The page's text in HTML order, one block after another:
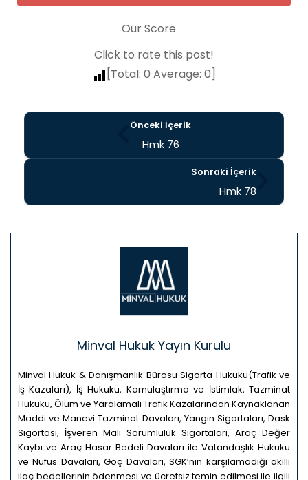
Our Score
Click to rate this post!
[Total: 0 Average: 0]
Önceki İçerik
Hmk 76
Sonraki İçerik
Hmk 78
Minval Hukuk Yayın Kurulu
Minval Hukuk & Danışmanlık Bürosu Sigorta Hukuku(Trafik ve
İş Kazaları), İş Hukuku, Kamulaştırma ve İstimlak, Tazminat
Hukuku, Ölüm ve Yaralamalı Trafik Kazalarından Kaynaklanan
Maddi ve Manevi Tazminat Davaları, Yangın Sigortaları, Dask
Sigortası, İşveren Mali Sorumluluk Sigortaları, Araç Değer
Kaybı ve Araç Hasar Bedeli Davaları ile Vatandaşlık Hukuku
ve Nüfus Davaları, Göç Davaları, SGK’nın karşılamadığı akıllı
ilaç bedellerinin ödenmesi ve ücretsiz temin edilmesi ile ilgili